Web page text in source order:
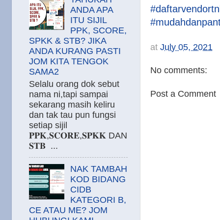
at July 05, 2021
No comments:
Post a Comment
ANDA APA
ITU SIJIL
PPK, SCORE,
SPKK & STB? JIKA
ANDA KURANG PASTI
JOM KITA TENGOK
SAMA2
Selalu orang dok sebut
nama ni,tapi sampai
sekarang masih keliru
dan tak tau pun fungsi
setiap sijil
𝐏𝐏𝐊,𝐒𝐂𝐎𝐑𝐄,𝐒𝐏𝐊𝐊 DAN
𝐒𝐓𝐁 ...
NAK TAMBAH
KOD BIDANG
CIDB
KATEGORI B,
CE ATAU ME? JOM